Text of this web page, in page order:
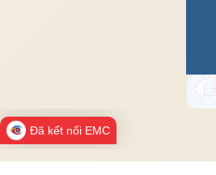
Đã kết nối EMC